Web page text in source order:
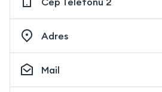
Adres
Mail